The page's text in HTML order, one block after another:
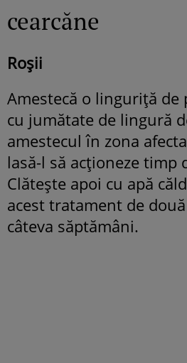
cearcăne
Roșii
Amestecă o linguriță de
cu jumătate de lingură
amestecul în zona
lasă-l să acționeze timp
Clătește apoi cu apă
acest tratament de
câteva săptămâni.